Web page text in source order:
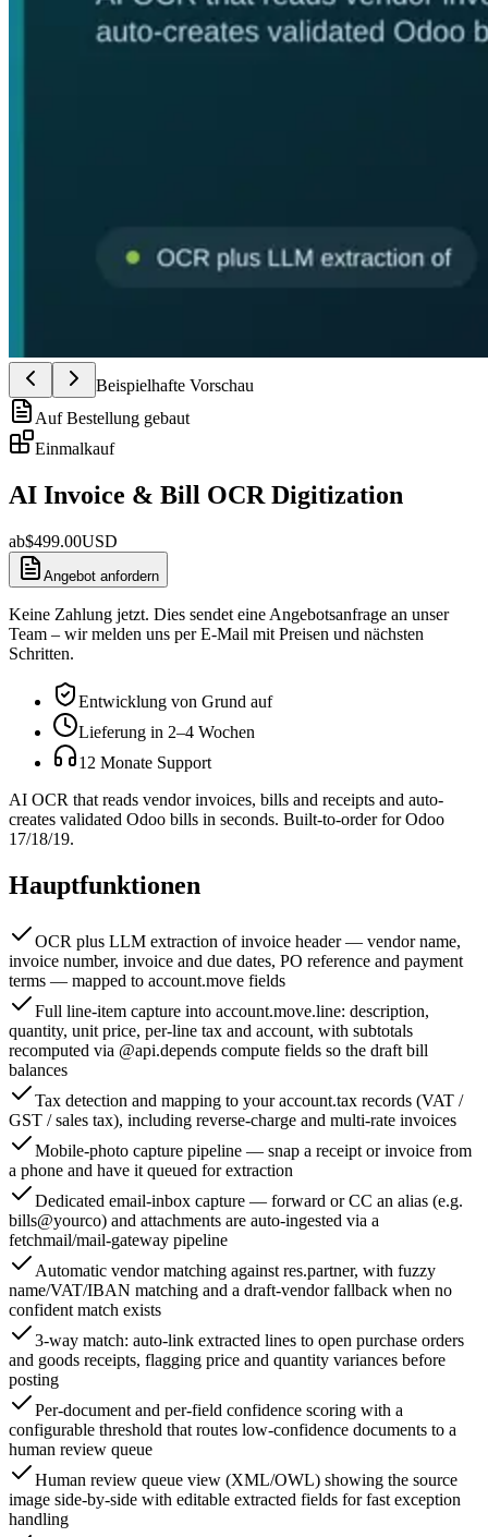
Beispielhafte Vorschau
Auf Bestellung gebaut
Einmalkauf
AI Invoice & Bill OCR Digitization
ab$499.00USD
Angebot anfordern
Keine Zahlung jetzt. Dies sendet eine Angebotsanfrage an unser
Team – wir melden uns per E-Mail mit Preisen und nächsten
Schritten.
Entwicklung von Grund auf
Lieferung in 2–4 Wochen
12 Monate Support
AI OCR that reads vendor invoices, bills and receipts and auto-
creates validated Odoo bills in seconds. Built-to-order for Odoo
17/18/19.
Hauptfunktionen
OCR plus LLM extraction of invoice header — vendor name,
invoice number, invoice and due dates, PO reference and payment
terms — mapped to account.move fields
Full line-item capture into account.move.line: description,
quantity, unit price, per-line tax and account, with subtotals
recomputed via @api.depends compute fields so the draft bill
balances
Tax detection and mapping to your account.tax records (VAT /
GST / sales tax), including reverse-charge and multi-rate invoices
Mobile-photo capture pipeline — snap a receipt or invoice from
a phone and have it queued for extraction
Dedicated email-inbox capture — forward or CC an alias (e.g.
bills@yourco) and attachments are auto-ingested via a
fetchmail/mail-gateway pipeline
Automatic vendor matching against res.partner, with fuzzy
name/VAT/IBAN matching and a draft-vendor fallback when no
confident match exists
3-way match: auto-link extracted lines to open purchase orders
and goods receipts, flagging price and quantity variances before
posting
Per-document and per-field confidence scoring with a
configurable threshold that routes low-confidence documents to a
human review queue
Human review queue view (XML/OWL) showing the source
image side-by-side with editable extracted fields for fast exception
handling